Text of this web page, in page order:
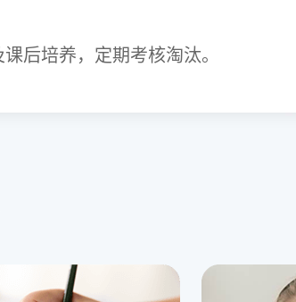
后培养，定期考核淘汰。